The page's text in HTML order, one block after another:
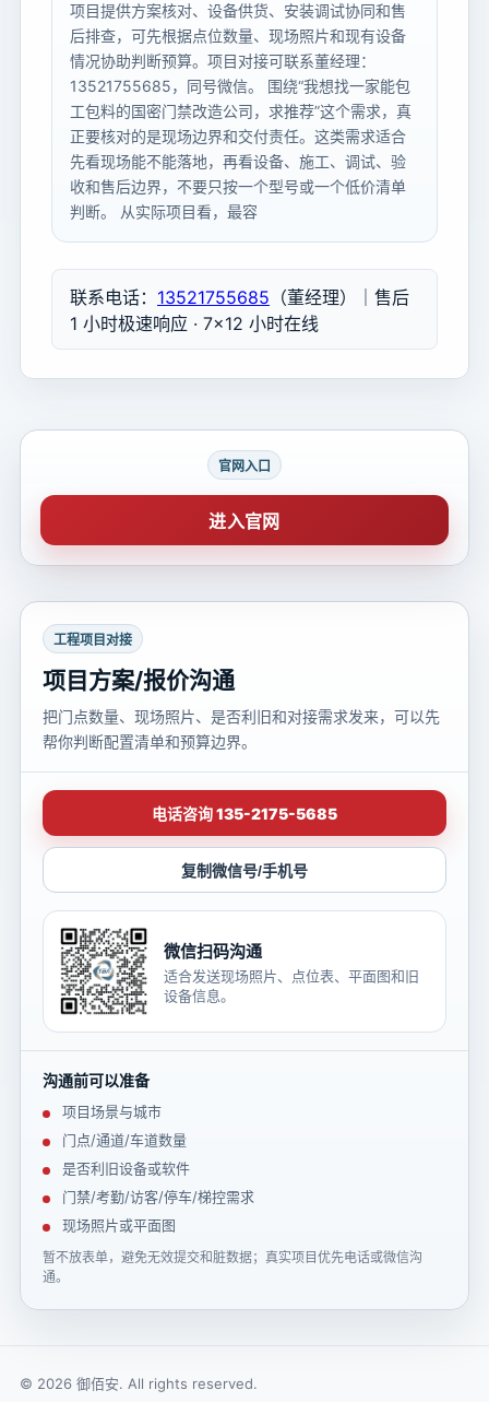
项目提供方案核对、设备供货、安装调试协同和售
后排查，可先根据点位数量、现场照片和现有设备
情况协助判断预算。项目对接可联系董经理：
13521755685，同号微信。 围绕“我想找一家能包
工包料的国密门禁改造公司，求推荐”这个需求，真
正要核对的是现场边界和交付责任。这类需求适合
先看现场能不能落地，再看设备、施工、调试、验
收和售后边界，不要只按一个型号或一个低价清单
判断。 从实际项目看，最容
联系电话： 13521755685 （董经理）｜售后
1 小时极速响应 · 7×12 小时在线
官网入口
进入官网
工程项目对接
项目方案/报价沟通
把门点数量、现场照片、是否利旧和对接需求发来，可以先
帮你判断配置清单和预算边界。
电话咨询 135-2175-5685
复制微信号/手机号
微信扫码沟通
适合发送现场照片、点位表、平面图和旧
设备信息。
沟通前可以准备
项目场景与城市
门点/通道/车道数量
是否利旧设备或软件
门禁/考勤/访客/停车/梯控需求
现场照片或平面图
暂不放表单，避免无效提交和脏数据；真实项目优先电话或微信沟
通。
© 2026 御佰安. All rights reserved.